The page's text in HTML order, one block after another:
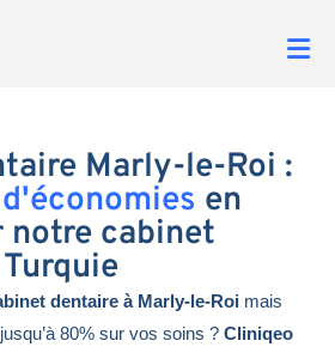
Marly-le-Roi :
en
cabinet
dentaire à Marly-le-Roi mais
80% sur vos soins ? Cliniqeo